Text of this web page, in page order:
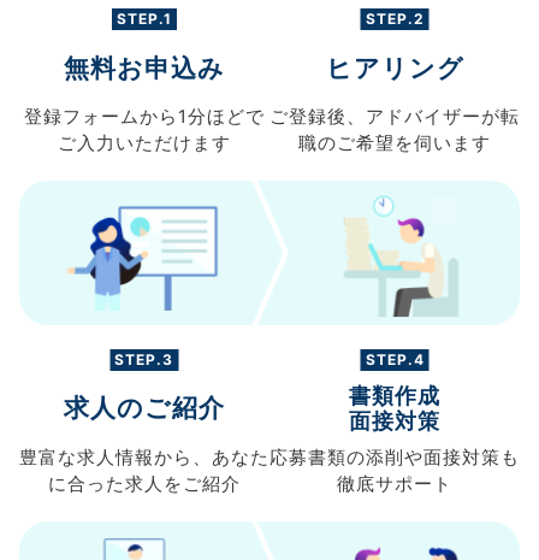
STEP.1
無料お申込み
登録フォームから 1分ほどで
ご入力 いただけます
STEP.2
ヒアリング
ご登録後、 アドバイザーが転
職のご希望を伺います
STEP.3
求人のご紹介
豊富な求人情報から、 あなた
に合った求人を ご紹介
STEP.4
書類作成
面接対策
応募書類の添削や面接対策も
徹底サポート